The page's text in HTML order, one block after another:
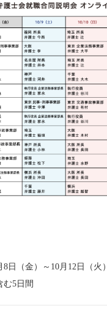
8日（金）～10月12日（火）
5日間